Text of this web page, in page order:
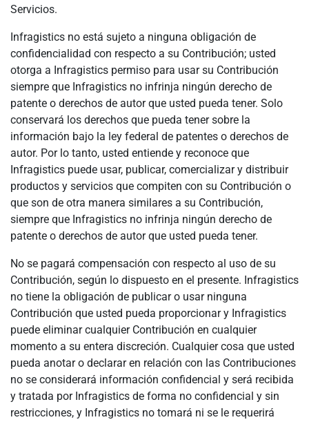
Servicios.
Infragistics no está sujeto a ninguna obligación de
confidencialidad con respecto a su Contribución; usted
otorga a Infragistics permiso para usar su Contribución
siempre que Infragistics no infrinja ningún derecho de
patente o derechos de autor que usted pueda tener. Solo
conservará los derechos que pueda tener sobre la
información bajo la ley federal de patentes o derechos de
autor. Por lo tanto, usted entiende y reconoce que
Infragistics puede usar, publicar, comercializar y distribuir
productos y servicios que compiten con su Contribución o
que son de otra manera similares a su Contribución,
siempre que Infragistics no infrinja ningún derecho de
patente o derechos de autor que usted pueda tener.
No se pagará compensación con respecto al uso de su
Contribución, según lo dispuesto en el presente. Infragistics
no tiene la obligación de publicar o usar ninguna
Contribución que usted pueda proporcionar y Infragistics
puede eliminar cualquier Contribución en cualquier
momento a su entera discreción. Cualquier cosa que usted
pueda anotar o declarar en relación con las Contribuciones
no se considerará información confidencial y será recibida
y tratada por Infragistics de forma no confidencial y sin
restricciones, y Infragistics no tomará ni se le requerirá